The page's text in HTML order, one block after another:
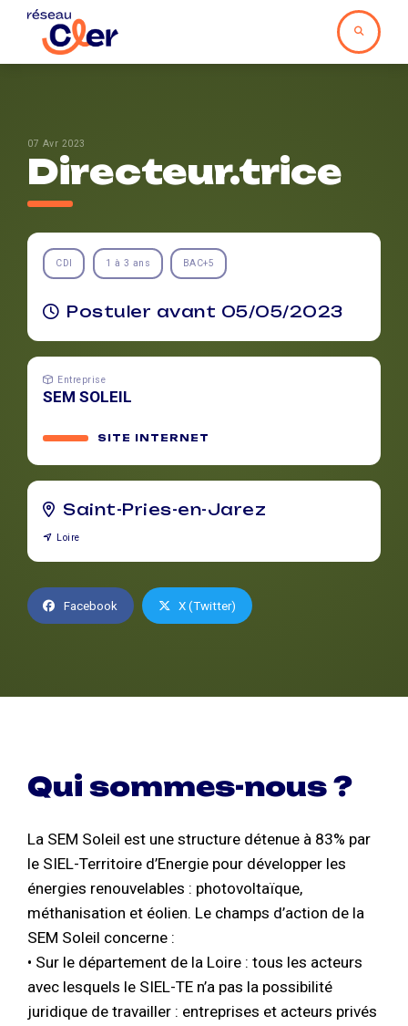
07 Avr 2023
Directeur.trice
CDI 1 à 3 ans BAC+5
Postuler avant 05/05/2023
Entreprise
SEM SOLEIL
SITE INTERNET
Saint-Pries-en-Jarez
Loire
Facebook X (Twitter)
Qui sommes-nous ?
La SEM Soleil est une structure détenue à 83% par
le SIEL-Territoire d’Energie pour développer les
énergies renouvelables : photovoltaïque,
méthanisation et éolien. Le champs d’action de la
SEM Soleil concerne :
• Sur le département de la Loire : tous les acteurs
avec lesquels le SIEL-TE n’a pas la possibilité
juridique de travailler : entreprises et acteurs privés